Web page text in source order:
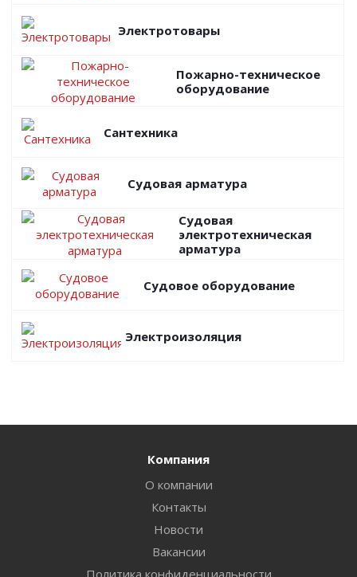
Электротовары
Пожарно-техническое
оборудование
Сантехника
Судовая арматура
Судовая
электротехническая
арматура
Судовое оборудование
Электроизоляция
Компания
О компании
Контакты
Новости
Вакансии
Политика конфиденциальности